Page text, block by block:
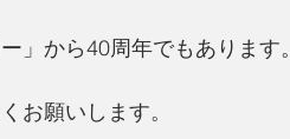
」から40周年でもあります。
お願いします。